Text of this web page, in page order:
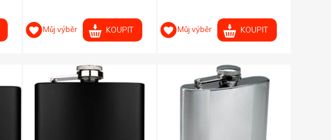
Můj výběr KOUPIT Můj výběr KOUPIT